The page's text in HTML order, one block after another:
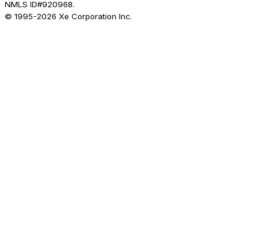
NMLS ID#920968.
© 1995-2026 Xe Corporation Inc.